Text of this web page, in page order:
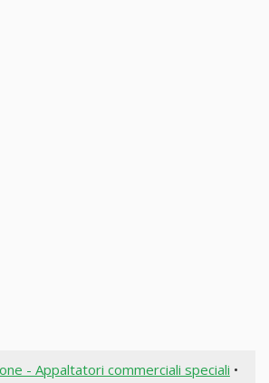
- Appaltatori commerciali speciali •